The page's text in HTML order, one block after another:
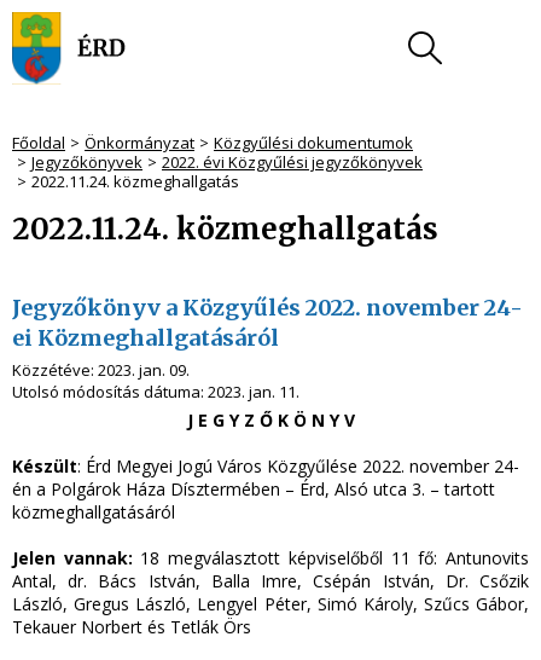
Főoldal Önkormányzat
Közgyűlési dokumentumok
Jegyzőkönyvek
2022. évi Közgyűlési jegyzőkönyvek
2022.11.24. közmeghallgatás
2022.11.24. közmeghallgatás
Jegyzőkönyv a Közgyűlés 2022. november 24-
ei Közmeghallgatásáról
Közzétéve: 2023. jan. 09.
Utolsó módosítás dátuma: 2023. jan. 11.
J E G Y Z Ő K Ö N Y V
Készült: Érd Megyei Jogú Város Közgyűlése 2022. november 24-
én a Polgárok Háza Dísztermében – Érd, Alsó utca 3. – tartott
közmeghallgatásáról
Jelen vannak: 18 megválasztott képviselőből 11 fő: Antunovits
Antal, dr. Bács István, Balla Imre, Csépán István, Dr. Csőzik
László, Gregus László, Lengyel Péter, Simó Károly, Szűcs Gábor,
Tekauer Norbert és Tetlák Örs